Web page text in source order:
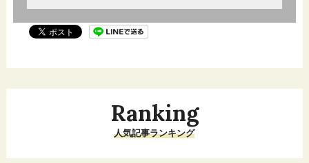
Ranking
人気記事ランキング